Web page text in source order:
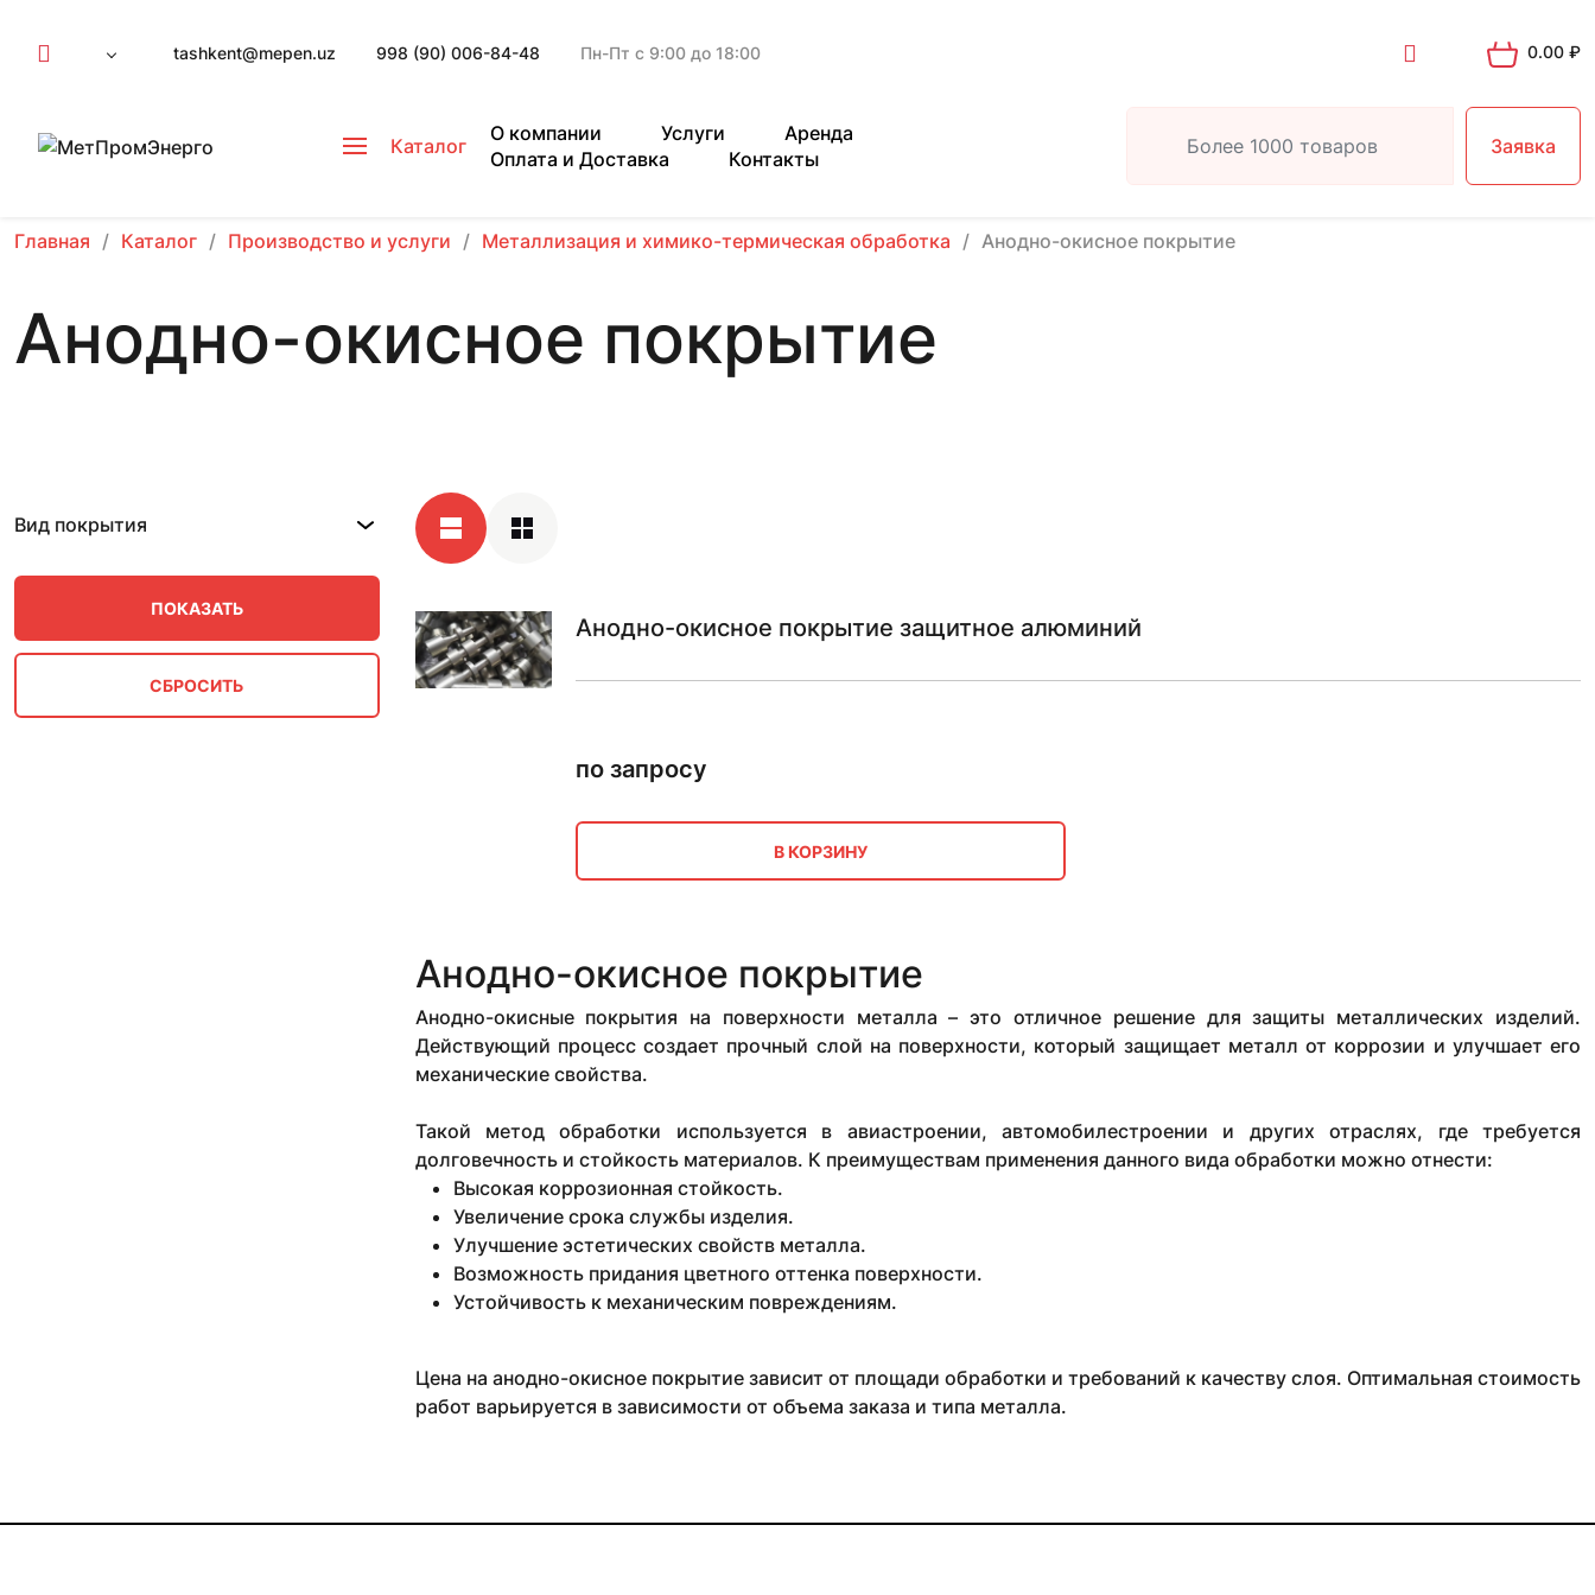
tashkent@mepen.uz 998 (90) 006-84-48 Пн-Пт с 9:00 до 18:00 0.00 ₽
Каталог
О компании Услуги
Аренда
Оплата и Доставка
Контакты
Заявка
Главная Каталог Производство и услуги Металлизация и химико-термическая обработка Анодно-окисное покрытие
Анодно-окисное покрытие
Вид покрытия
Анодно-окисное покрытие защитное алюминий
по запросу
В КОРЗИНУ
Анодно-окисное покрытие
Анодно-окисные покрытия на поверхности металла – это отличное решение для защиты металлических изделий.
Действующий процесс создает прочный слой на поверхности, который защищает металл от коррозии и улучшает его
механические свойства.
Такой метод обработки используется в авиастроении, автомобилестроении и других отраслях, где требуется
долговечность и стойкость материалов. К преимуществам применения данного вида обработки можно отнести:
Высокая коррозионная стойкость.
Увеличение срока службы изделия.
Улучшение эстетических свойств металла.
Возможность придания цветного оттенка поверхности.
Устойчивость к механическим повреждениям.
Цена на анодно-окисное покрытие зависит от площади обработки и требований к качеству слоя. Оптимальная стоимость
работ варьируется в зависимости от объема заказа и типа металла.